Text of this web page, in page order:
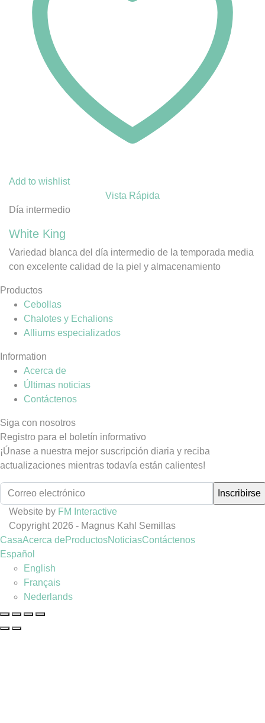
Add to wishlist
Vista Rápida
Día intermedio
White King
Variedad blanca del día intermedio de la temporada media
con excelente calidad de la piel y almacenamiento
Productos
Cebollas
Chalotes y Echalions
Alliums especializados
Information
Acerca de
Últimas noticias
Contáctenos
Siga con nosotros
Registro para el boletín informativo
¡Únase a nuestra mejor suscripción diaria y reciba
actualizaciones mientras todavía están calientes!
Website by FM Interactive
Copyright 2026 - Magnus Kahl Semillas
CasaAcerca deProductosNoticiasContáctenos
Español
English
Français
Nederlands